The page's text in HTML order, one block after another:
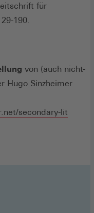
für
190.
von (auch nicht-
Hugo Sinzheimer
secondary-lit